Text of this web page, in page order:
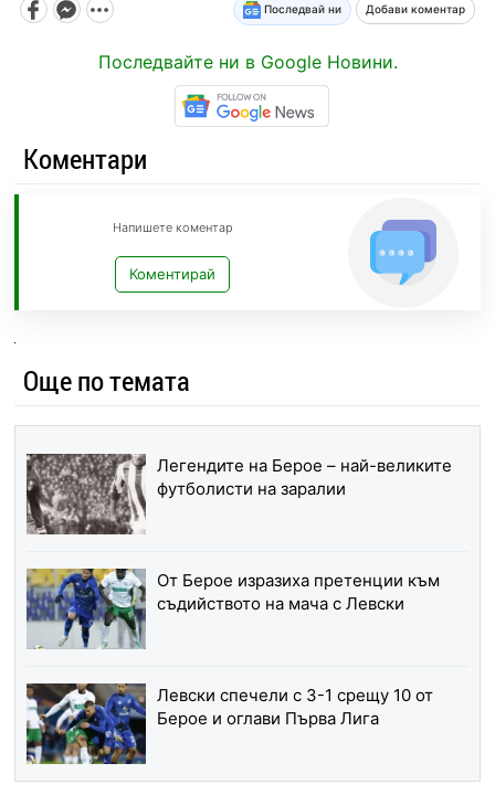
Последвай ни Добави коментар
Последвайте ни в Google Новини.
Коментари
Напишете коментар
Коментирай
Още по темата
Легендите на Берое – най-великите
футболисти на заралии
От Берое изразиха претенции към
съдийството на мача с Левски
Левски спечели с 3-1 срещу 10 от
Берое и оглави Първа Лига